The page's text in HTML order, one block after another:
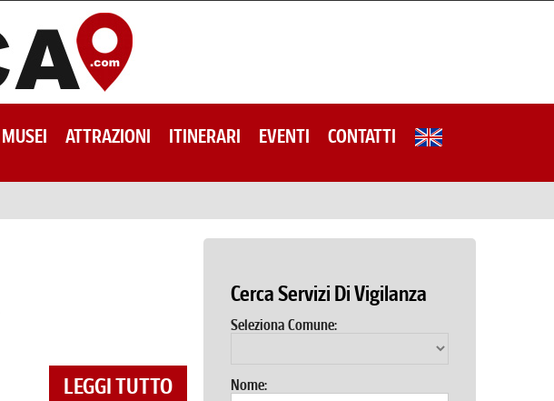
MUSEI ATTRAZIONI ITINERARI EVENTI CONTATTI
LEGGI TUTTO
Cerca Servizi Di Vigilanza
Seleziona Comune:
Nome: